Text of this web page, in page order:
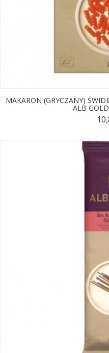
MAKARON (GRYCZANY)
ALB